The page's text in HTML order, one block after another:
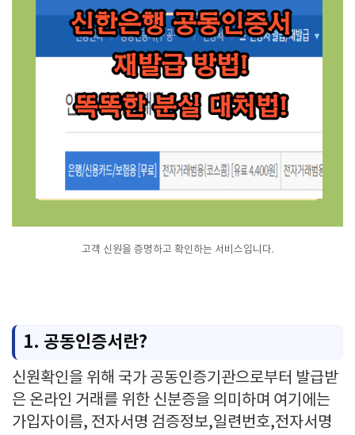
고객 신원을 증명하고 확인하는 서비스입니다.
1. 공동인증서란?
신원확인을 위해 국가 공동인증기관으로부터 발급받
은 온라인 거래를 위한 신분증을 의미하며 여기에는
가입자이름, 전자서명 검증정보,일련번호,전자서명